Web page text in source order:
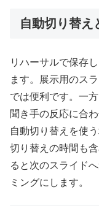
自動切り替え
リハーサルで保存
ます。展示用のス
では便利です。一
聞き手の反応に合
自動切り替えを使
切り替えの時間も
ると次のスライド
ミングにします。